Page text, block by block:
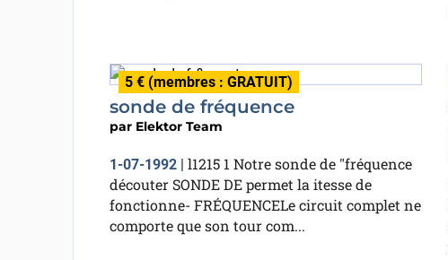
5 € (membres : GRATUIT)
sonde de fréquence
par Elektor Team
1-07-1992| l1215 1 Notre sonde de "fréquence
découter SONDE DE permet la itesse de
fonctionne- FRÉQUENCELe circuit complet ne
comporte que son tour com...